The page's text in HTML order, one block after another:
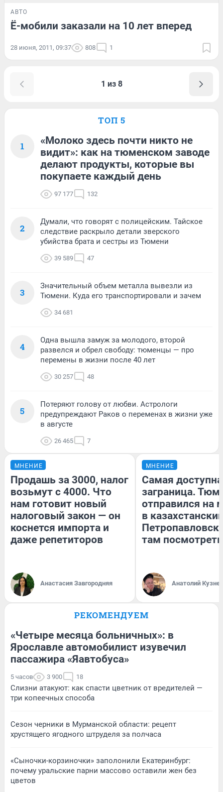
АВТО
Ё-мобили заказали на 10 лет вперед
28 июня, 2011, 09:37 808 1
1 из 8
ТОП 5
1
«Молоко здесь почти никто не
видит»: как на тюменском заводе
делают продукты, которые вы
покупаете каждый день
97 177 132
2
Думали, что говорят с полицейским. Тайское
следствие раскрыло детали зверского
убийства брата и сестры из Тюмени
39 589 47
3
Значительный объем металла вывезли из
Тюмени. Куда его транспортировали и зачем
34 681
4
Одна вышла замуж за молодого, второй
развелся и обрел свободу: тюменцы — про
перемены в жизни после 40 лет
30 257 48
5
Потеряют голову от любви. Астрологи
предупреждают Раков о переменах в жизни уже
в августе
26 465 7
МНЕНИЕ
Продашь за 3000, налог
возьмут с 4000. Что
нам готовит новый
налоговый закон — он
коснется импорта и
даже репетиторов
Анастасия Завгородняя
МНЕНИЕ
Самая
заграница.
отправился на
в
там посмотреть
Анатолий
РЕКОМЕНДУЕМ
«Четыре месяца больничных»: в
Ярославле автомобилист изувечил
пассажира «Яавтобуса»
5 часов 3 900 18
Слизни атакуют: как спасти цветник от вредителей —
три копеечных способа
Сезон черники в Мурманской области: рецепт
хрустящего ягодного штруделя за полчаса
«Сыночки-корзиночки» заполонили Екатеринбург:
почему уральские парни массово оставили жен без
цветов